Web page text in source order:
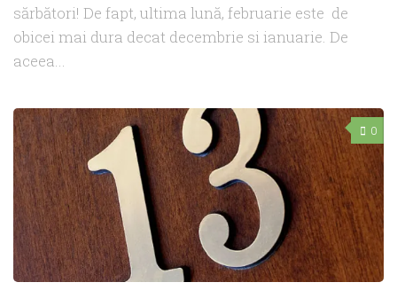
sărbători! De fapt, ultima lună, februarie este de
obicei mai dura decat decembrie si ianuarie. De
aceea...
0